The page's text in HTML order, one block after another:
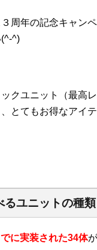
周年の記念キャン
^)
クユニット（最高
とてもお得なアイ
るユニットの種類
に実装された34体